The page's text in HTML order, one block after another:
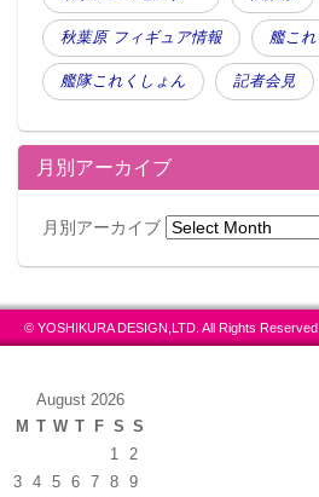
ホビージャパン
秋葉原 フィギュア情報 艦これ
艦隊これくしょん 記者会見
月別アーカイブ
月別アーカイブ
© YOSHIKURA DESIGN,LTD. All Rights Reserved.
August 2026
M T W T F S S
1
2
3
4 5 6 7 8
9